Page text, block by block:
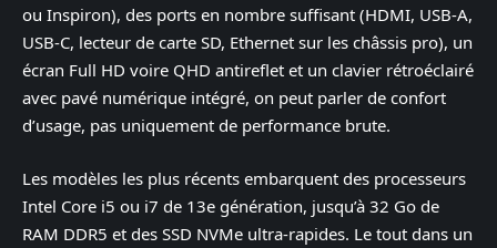
ou Inspiron), des ports en nombre suffisant (HDMI, USB-A,
USB-C, lecteur de carte SD, Ethernet sur les châssis pro), un
écran Full HD voire QHD antireflet et un clavier rétroéclairé
avec pavé numérique intégré, on peut parler de confort
d’usage, pas uniquement de performance brute.
Les modèles les plus récents embarquent des processeurs
Intel Core i5 ou i7 de 13e génération, jusqu’à 32 Go de
RAM DDR5 et des SSD NVMe ultra-rapides. Le tout dans un